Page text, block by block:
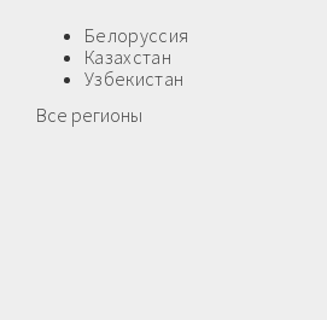
Белоруссия
Казахстан
Узбекистан
Все регионы